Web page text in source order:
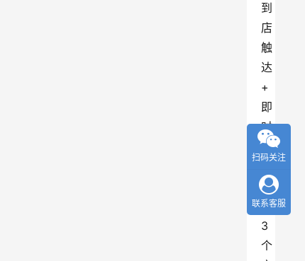
到
店
触
达
+
即
时
福
”
，
3
个
扫码关注
联系客服